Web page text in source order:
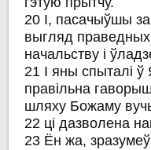
20 І, пасачыўшы
выгляд
начальству і
21 І яны спыталі
правільна
шляху Божаму
22 ці дазволена
23 Ён жа,